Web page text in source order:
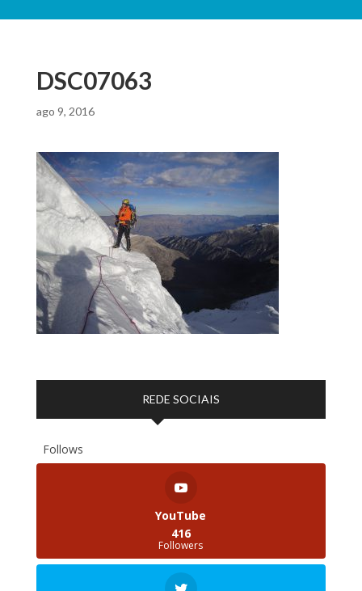
DSC07063
ago 9, 2016
REDE SOCIAIS
Follows
YouTube
416
Followers